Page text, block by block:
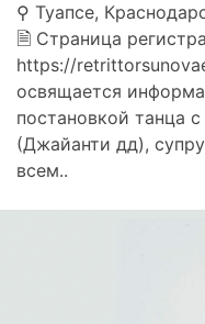
⚲ Туапсе,
🗎 Страница
https://
освящается
постановкой танца
(Джайанти дд),
всем..